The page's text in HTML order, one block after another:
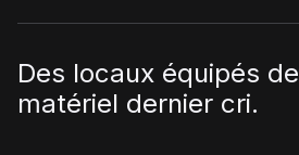
Des locaux équipés de
matériel dernier cri.